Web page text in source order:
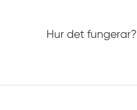
Hur det fungerar?